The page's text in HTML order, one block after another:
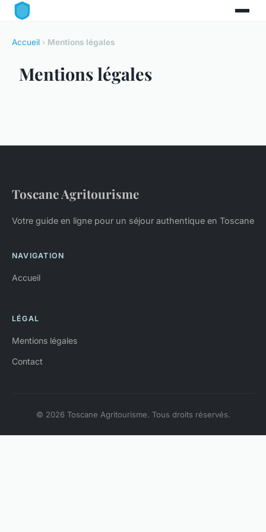
Accueil › Mentions légales
Mentions légales
Toscane Agritourisme
Votre guide en ligne pour un séjour authentique en Toscane
NAVIGATION
Accueil
LÉGAL
Mentions légales
Contact
© 2026 Toscane Agritourisme. Tous droits réservés.